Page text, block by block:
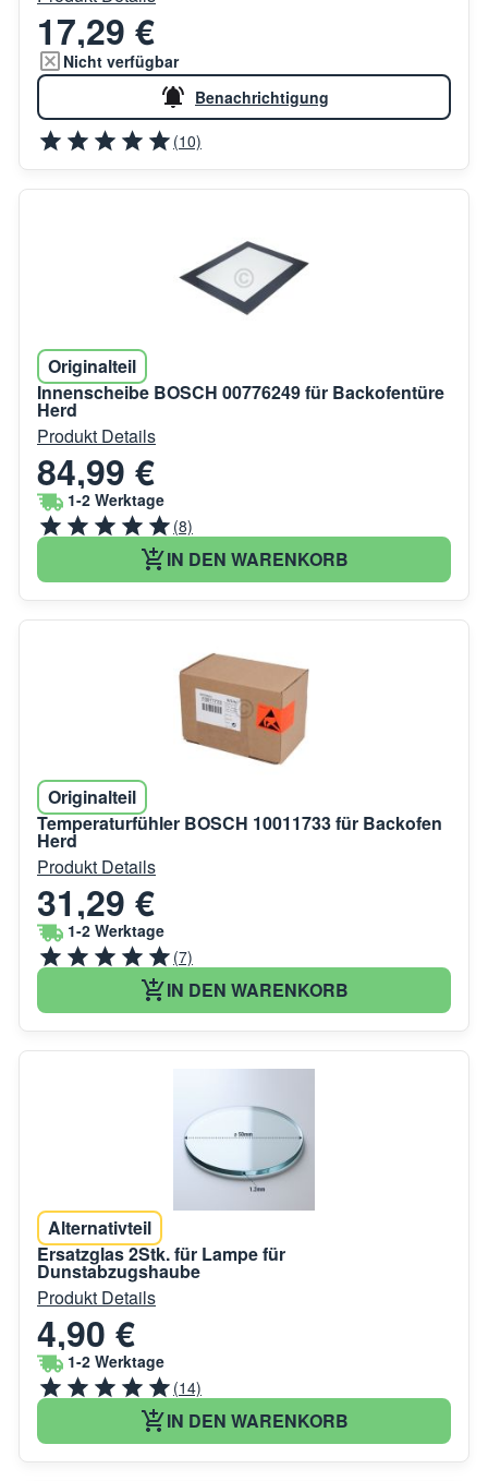
17,29 €
Nicht verfügbar
Benachrichtigung
(10)
Originalteil
Innenscheibe BOSCH 00776249 für Backofentüre
Herd
Produkt Details
84,99 €
1-2 Werktage
(8)
IN DEN WARENKORB
Originalteil
Temperaturfühler BOSCH 10011733 für Backofen
Herd
Produkt Details
31,29 €
1-2 Werktage
(7)
IN DEN WARENKORB
Alternativteil
Ersatzglas 2Stk. für Lampe für
Dunstabzugshaube
Produkt Details
4,90 €
1-2 Werktage
(14)
IN DEN WARENKORB